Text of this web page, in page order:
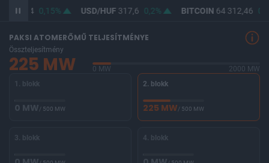
365,94 0,15% USD/HUF317,6 0,2% BITCOIN64 312,46
PAKSI ATOMERŐMŰ TELJESÍTMÉNYE
Összteljesítmény
225 MW 0 MW
2000 MW
1. blokk
0 MW/ 500 MW
2. blokk
225 MW/ 500 MW
3. blokk 4. blokk